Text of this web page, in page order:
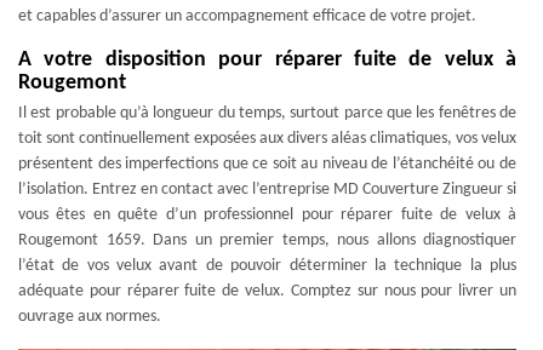
et capables d’assurer un accompagnement efficace de votre projet.
A votre disposition pour réparer fuite de velux à
Rougemont
Il est probable qu’à longueur du temps, surtout parce que les fenêtres de
toit sont continuellement exposées aux divers aléas climatiques, vos velux
présentent des imperfections que ce soit au niveau de l’étanchéité ou de
l’isolation. Entrez en contact avec l’entreprise MD Couverture Zingueur si
vous êtes en quête d’un professionnel pour réparer fuite de velux à
Rougemont 1659. Dans un premier temps, nous allons diagnostiquer
l’état de vos velux avant de pouvoir déterminer la technique la plus
adéquate pour réparer fuite de velux. Comptez sur nous pour livrer un
ouvrage aux normes.